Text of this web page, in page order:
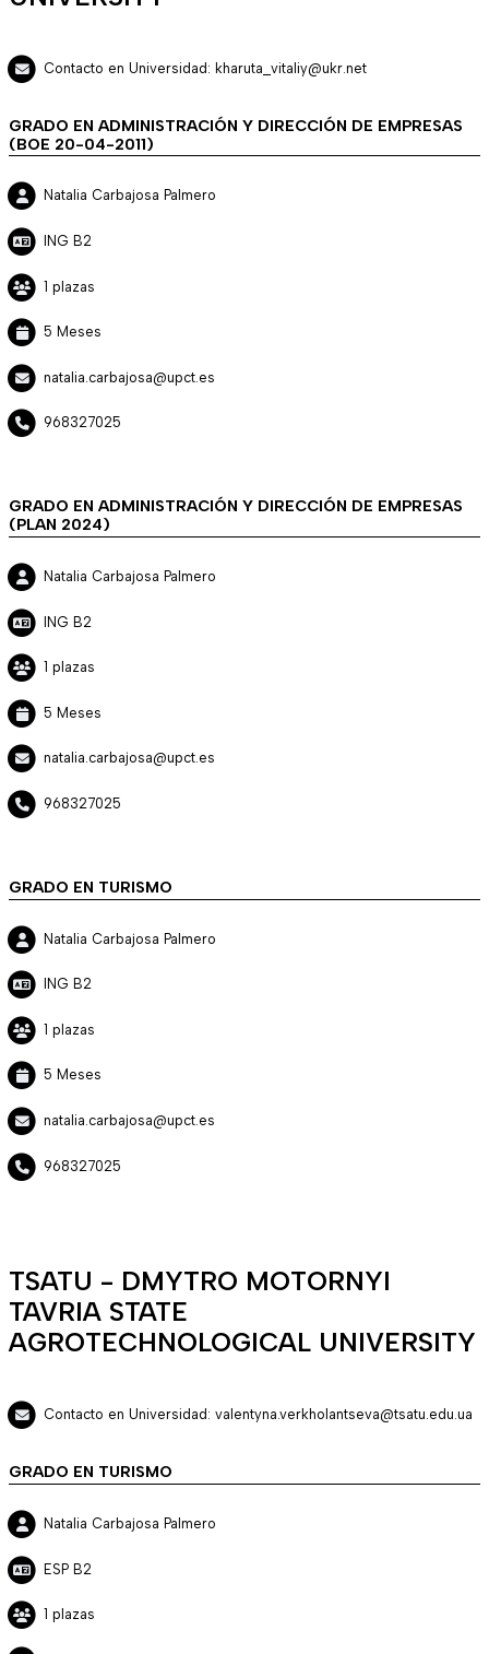
Contacto en Universidad: kharuta_vitaliy@ukr.net
GRADO EN ADMINISTRACIÓN Y DIRECCIÓN DE EMPRESAS
(BOE 20-04-2011)
Natalia Carbajosa Palmero
ING B2
1 plazas
5 Meses
natalia.carbajosa@upct.es
968327025
GRADO EN ADMINISTRACIÓN Y DIRECCIÓN DE EMPRESAS
(PLAN 2024)
Natalia Carbajosa Palmero
ING B2
1 plazas
5 Meses
natalia.carbajosa@upct.es
968327025
GRADO EN TURISMO
Natalia Carbajosa Palmero
ING B2
1 plazas
5 Meses
natalia.carbajosa@upct.es
968327025
TSATU - DMYTRO MOTORNYI
TAVRIA STATE
AGROTECHNOLOGICAL UNIVERSITY
Contacto en Universidad: valentyna.verkholantseva@tsatu.edu.ua
GRADO EN TURISMO
Natalia Carbajosa Palmero
ESP B2
1 plazas